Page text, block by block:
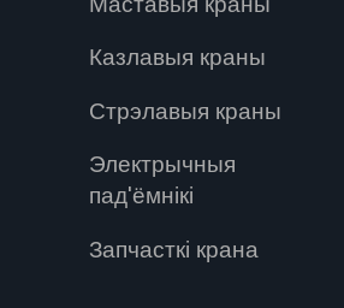
Казлавыя краны
Стрэлавыя краны
Электрычныя
пад'ёмнікі
Запчасткі крана